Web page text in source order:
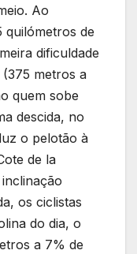
Ao
quilómetros de
dificuldade
metros a
quem sobe
descida, no
o pelotão à
de la
os ciclistas
do dia, o
a 7% de